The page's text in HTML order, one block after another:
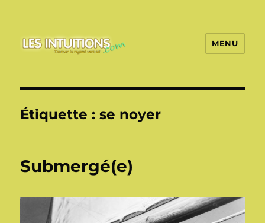
MENU
Étiquette :se noyer
Submergé(e)